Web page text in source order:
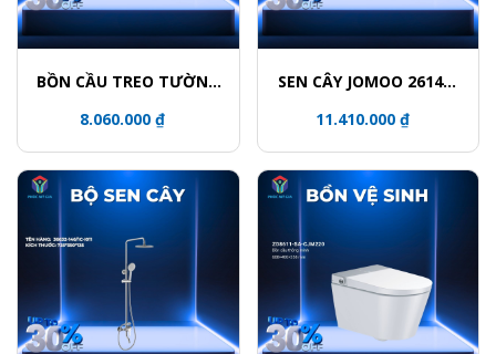
BỒN CẦU TREO TƯỜNG
8.060.000 ₫
SEN CÂY JOMOO 26140-
11.410.000 ₫